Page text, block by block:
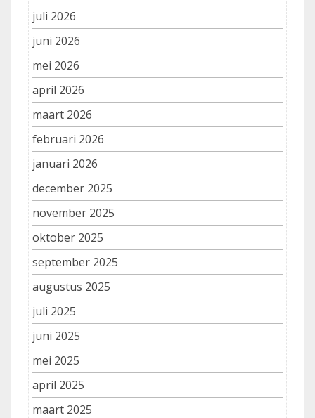
juli 2026
juni 2026
mei 2026
april 2026
maart 2026
februari 2026
januari 2026
december 2025
november 2025
oktober 2025
september 2025
augustus 2025
juli 2025
juni 2025
mei 2025
april 2025
maart 2025